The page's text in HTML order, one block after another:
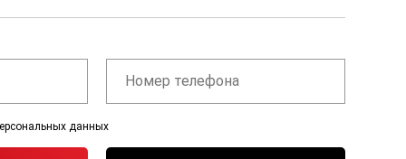
данных